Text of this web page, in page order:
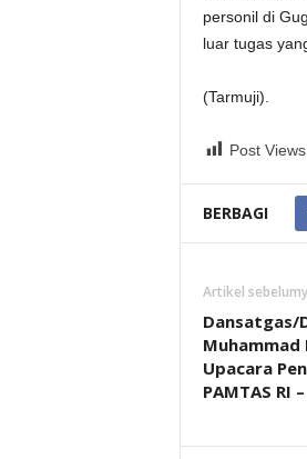
personil di
luar tugas
(Tarmuji).
Post
BERBAGI
Artikel
Dansatgas/
Muhammad
Upacara
PAMTAS RI